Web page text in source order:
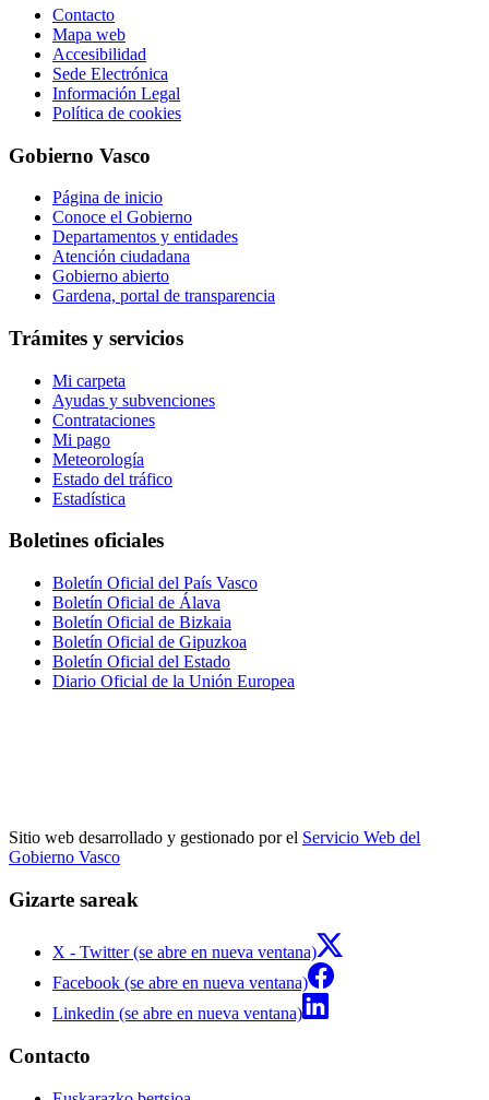
Contacto
Mapa web
Accesibilidad
Sede Electrónica
Información Legal
Política de cookies
Gobierno Vasco
Página de inicio
Conoce el Gobierno
Departamentos y entidades
Atención ciudadana
Gobierno abierto
Gardena, portal de transparencia
Trámites y servicios
Mi carpeta
Ayudas y subvenciones
Contrataciones
Mi pago
Meteorología
Estado del tráfico
Estadística
Boletines oficiales
Boletín Oficial del País Vasco
Boletín Oficial de Álava
Boletín Oficial de Bizkaia
Boletín Oficial de Gipuzkoa
Boletín Oficial del Estado
Diario Oficial de la Unión Europea
Sitio web desarrollado y gestionado por el Servicio Web del
Gobierno Vasco
Gizarte sareak
X - Twitter (se abre en nueva ventana)
Facebook (se abre en nueva ventana)
Linkedin (se abre en nueva ventana)
Contacto